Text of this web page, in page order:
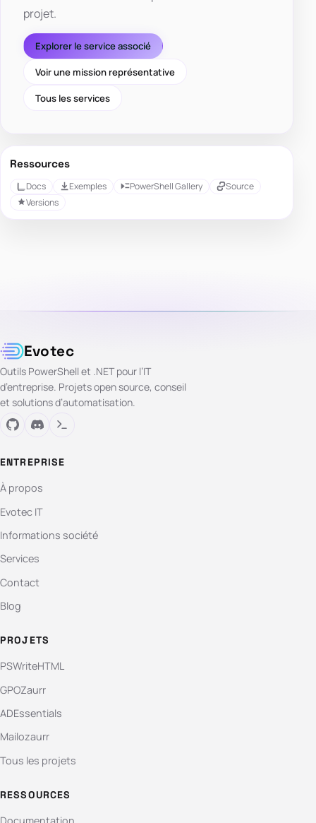
projet.
Explorer le service associé
Voir une mission représentative
Tous les services
Ressources
Docs Exemples PowerShell Gallery
Source
Versions
Evotec
Outils PowerShell et .NET pour l’IT
d’entreprise. Projets open source, conseil
et solutions d’automatisation.
ENTREPRISE
À propos
Evotec IT
Informations société
Services
Contact
Blog
PROJETS
PSWriteHTML
GPOZaurr
ADEssentials
Mailozaurr
Tous les projets
RESSOURCES